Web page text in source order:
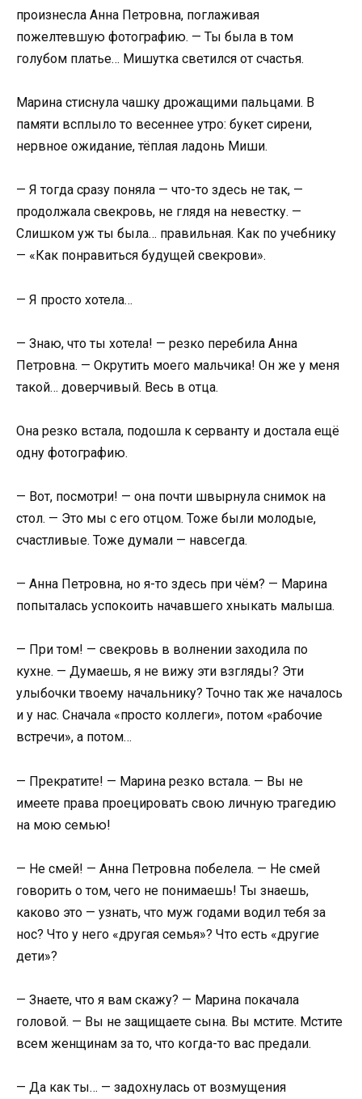
произнесла Анна Петровна, поглаживая
пожелтевшую фотографию. — Ты была в том
голубом платье… Мишутка светился от счастья.
Марина стиснула чашку дрожащими пальцами. В
памяти всплыло то весеннее утро: букет сирени,
нервное ожидание, тёплая ладонь Миши.
— Я тогда сразу поняла — что-то здесь не так, —
продолжала свекровь, не глядя на невестку. —
Слишком уж ты была… правильная. Как по учебнику
— «Как понравиться будущей свекрови».
— Я просто хотела…
— Знаю, что ты хотела! — резко перебила Анна
Петровна. — Окрутить моего мальчика! Он же у меня
такой… доверчивый. Весь в отца.
Она резко встала, подошла к серванту и достала ещё
одну фотографию.
— Вот, посмотри! — она почти швырнула снимок на
стол. — Это мы с его отцом. Тоже были молодые,
счастливые. Тоже думали — навсегда.
— Анна Петровна, но я-то здесь при чём? — Марина
попыталась успокоить начавшего хныкать малыша.
— При том! — свекровь в волнении заходила по
кухне. — Думаешь, я не вижу эти взгляды? Эти
улыбочки твоему начальнику? Точно так же началось
и у нас. Сначала «просто коллеги», потом «рабочие
встречи», а потом…
— Прекратите! — Марина резко встала. — Вы не
имеете права проецировать свою личную трагедию
на мою семью!
— Не смей! — Анна Петровна побелела. — Не смей
говорить о том, чего не понимаешь! Ты знаешь,
каково это — узнать, что муж годами водил тебя за
нос? Что у него «другая семья»? Что есть «другие
дети»?
— Знаете, что я вам скажу? — Марина покачала
головой. — Вы не защищаете сына. Вы мстите. Мстите
всем женщинам за то, что когда-то вас предали.
— Да как ты… — задохнулась от возмущения